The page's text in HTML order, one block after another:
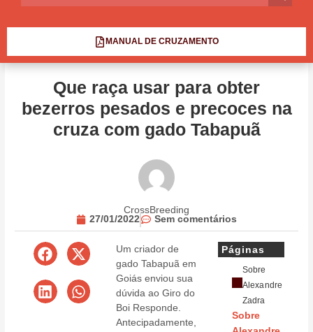
MANUAL DE CRUZAMENTO
Que raça usar para obter
bezerros pesados e precoces na
cruza com gado Tabapuã
CrossBreeding
27/01/2022 Sem comentários
Um criador de
gado Tabapuã em
Goiás enviou sua
dúvida ao Giro do
Boi Responde.
Antecipadamente,
Páginas
Sobre
Alexandre
Zadra
Sobre